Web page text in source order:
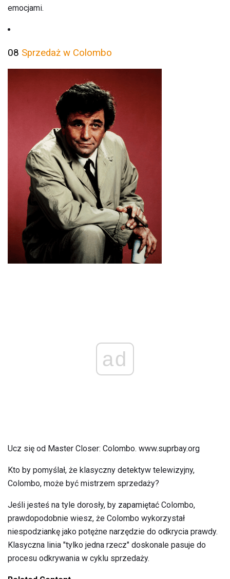
emocjami.
08 Sprzedaż w Colombo
ad
Ucz się od Master Closer: Colombo. www.suprbay.org
Kto by pomyślał, że klasyczny detektyw telewizyjny,
Colombo, może być mistrzem sprzedaży?
Jeśli jesteś na tyle dorosły, by zapamiętać Colombo,
prawdopodobnie wiesz, że Colombo wykorzystał
niespodziankę jako potężne narzędzie do odkrycia prawdy.
Klasyczna linia "tylko jedna rzecz" doskonale pasuje do
procesu odkrywania w cyklu sprzedaży.